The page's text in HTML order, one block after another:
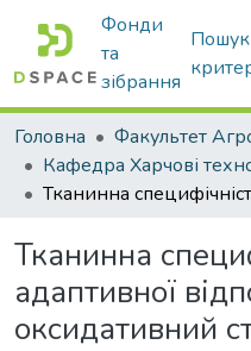
Фонди
та
зібрання
Пошук
Головна
Тканинна
адаптивної
оксидативний